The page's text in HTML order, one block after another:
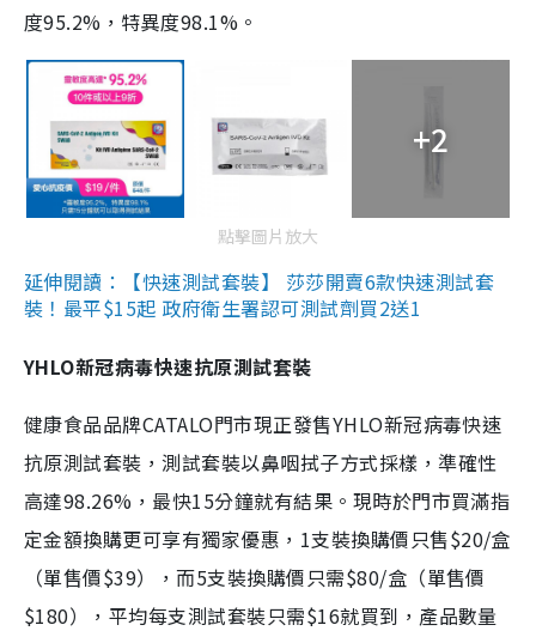
度95.2%，特異度98.1%。
+2
點擊圖片放大
延伸閱讀：【快速測試套裝】 莎莎開賣6款快速測試套
裝！最平$15起 政府衛生署認可測試劑買2送1
YHLO新冠病毒快速抗原測試套裝
健康食品品牌CATALO門市現正發售YHLO新冠病毒快速
抗原測試套裝，測試套裝以鼻咽拭子方式採樣，準確性
高達98.26%，最快15分鐘就有結果。現時於門市買滿指
定金額換購更可享有獨家優惠，1支裝換購價只售$20/盒
（單售價$39），而5支裝換購價只需$80/盒（單售價
$180），平均每支測試套裝只需$16就買到，產品數量